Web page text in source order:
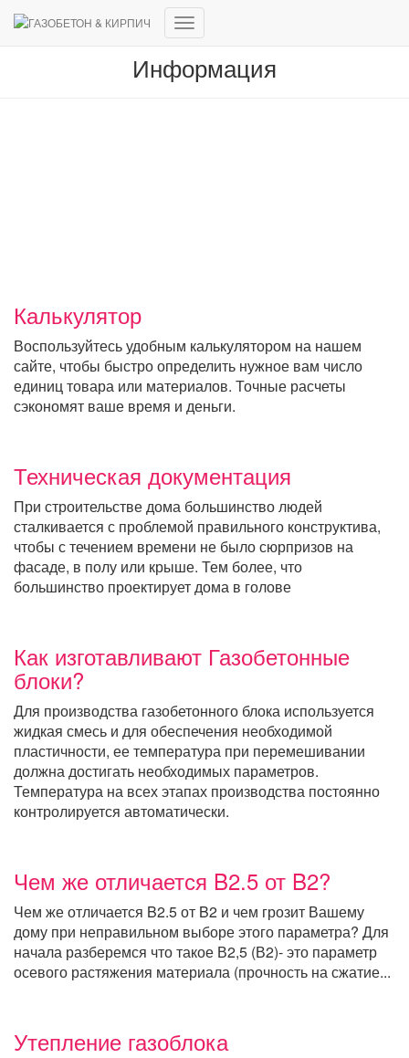
Переключить
Информация
Калькулятор
Воспользуйтесь удобным калькулятором на нашем
сайте, чтобы быстро определить нужное вам число
единиц товара или материалов. Точные расчеты
сэкономят ваше время и деньги.
Техническая документация
При строительстве дома большинство людей
сталкивается с проблемой правильного конструктива,
чтобы с течением времени не было сюрпризов на
фасаде, в полу или крыше. Тем более, что
большинство проектирует дома в голове
Как изготавливают Газобетонные
блоки?
Для производства газобетонного блока используется
жидкая смесь и для обеспечения необходимой
пластичности, ее температура при перемешивании
должна достигать необходимых параметров.
Температура на всех этапах производства постоянно
контролируется автоматически.
Чем же отличается B2.5 от B2?
Чем же отличается B2.5 от B2 и чем грозит Вашему
дому при неправильном выборе этого параметра? Для
начала разберемся что такое В2,5 (В2)- это параметр
осевого растяжения материала (прочность на сжатие...
Утепление газоблока